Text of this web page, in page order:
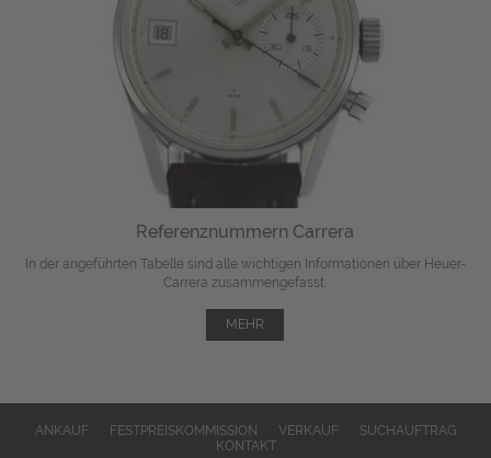
Referenznummern Carrera
In der angeführten Tabelle sind alle wichtigen Informationen über Heuer-
Carrera zusammengefasst.
MEHR
ANKAUF FESTPREISKOMMISSION VERKAUF
SUCHAUFTRAG
KONTAKT